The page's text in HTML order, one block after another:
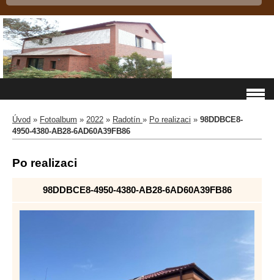
Úvod » Fotoalbum » 2022 » Radotín » Po realizaci » 98DDBCE8-
4950-4380-AB28-6AD60A39FB86
Po realizaci
98DDBCE8-4950-4380-AB28-6AD60A39FB86